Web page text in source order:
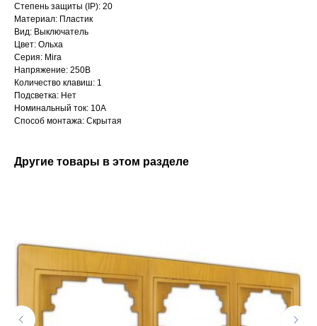
Степень защиты (IP): 20
Материал: Пластик
Вид: Выключатель
Цвет: Ольха
Серия: Mira
Напряжение: 250В
Количество клавиш: 1
Подсветка: Нет
Номинальный ток: 10А
Способ монтажа: Скрытая
Другие товары в этом разделе